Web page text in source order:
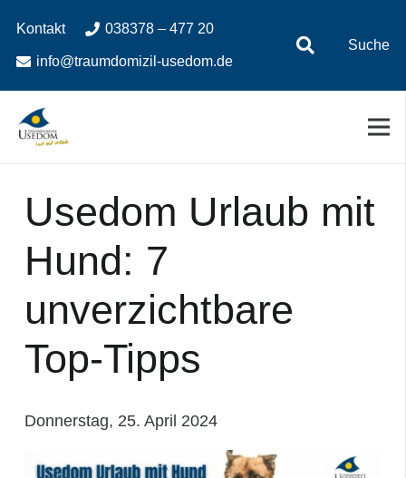
Inhalt
springen
Navigation
springen
Kontakt 038378 – 477 20
info@traumdomizil-usedom.de
Suche
Usedom Urlaub mit
Hund: 7
unverzichtbare
Top-Tipps
Donnerstag, 25. April 2024